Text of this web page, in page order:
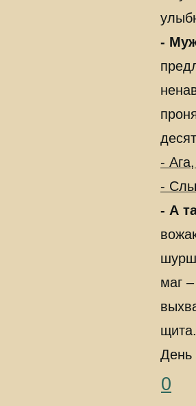
-
-
-
- А
маг
щита.
День
0